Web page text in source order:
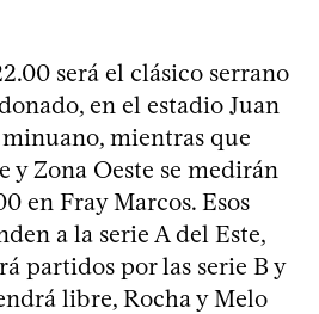
será el clásico serrano
en el estadio Juan
mientras que
y Zona Oeste se medirán
en Fray Marcos. Esos
a la serie A del Este,
partidos por las serie B y
libre, Rocha y Melo